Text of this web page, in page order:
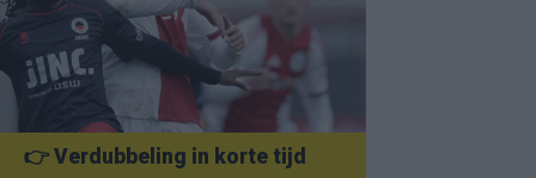
👉 Verdubbeling in korte tijd